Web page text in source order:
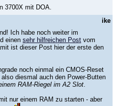
3700X mit DOA.
ike
Ich habe noch weiter im
einen sehr hilfreichen Post vom
ist dieser Post hier der erste den
noch einmal ein CMOS-Reset
diesmal auch den Power-Butten
RAM-Riegel im A2 Slot
nur einem RAM zu starten - aber